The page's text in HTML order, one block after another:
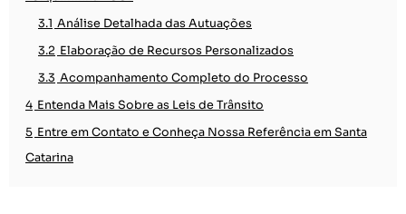
3.1 Análise Detalhada das Autuações
3.2 Elaboração de Recursos Personalizados
3.3 Acompanhamento Completo do Processo
4 Entenda Mais Sobre as Leis de Trânsito
5 Entre em Contato e Conheça Nossa Referência em Santa
Catarina